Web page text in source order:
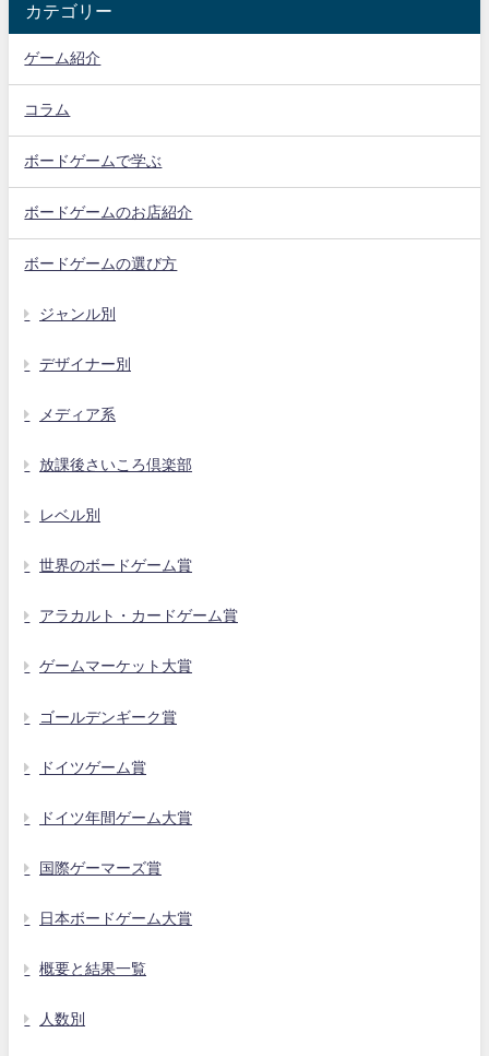
カテゴリー
ゲーム紹介
コラム
ボードゲームで学ぶ
ボードゲームのお店紹介
ボードゲームの選び方
ジャンル別
デザイナー別
メディア系
放課後さいころ倶楽部
レベル別
世界のボードゲーム賞
アラカルト・カードゲーム賞
ゲームマーケット大賞
ゴールデンギーク賞
ドイツゲーム賞
ドイツ年間ゲーム大賞
国際ゲーマーズ賞
日本ボードゲーム大賞
概要と結果一覧
人数別